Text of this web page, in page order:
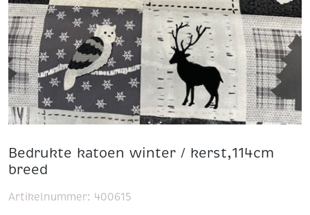
Bedrukte katoen winter / kerst,114cm
breed
Artikelnummer: 400615